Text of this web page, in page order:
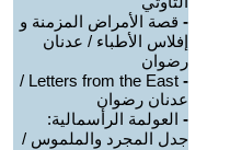
- قصة الأمراض المزمنة و
إفلاس الأطباء / عدنان
رضوان
-
Letters from the East /
عدنان رضوان
- العولمة الرأسمالية:
جدل المجرد والملموس /